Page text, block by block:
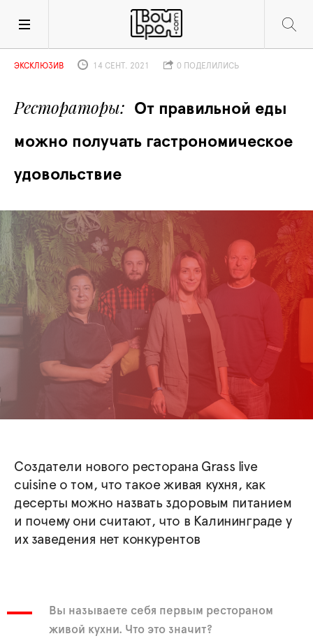
Рестораторы
От правильной еды
можно получать гастрономическое
удовольствие
ЭКСКЛЮЗИВ 14 СЕНТ. 2021 0 ПОДЕЛИЛИСЬ
Создатели нового ресторана Grass live
cuisine о том, что такое живая кухня, как
десерты можно назвать здоровым питанием
и почему они считают, что в Калининграде у
их заведения нет конкурентов
Вы называете себя первым рестораном
живой кухни. Что это значит?